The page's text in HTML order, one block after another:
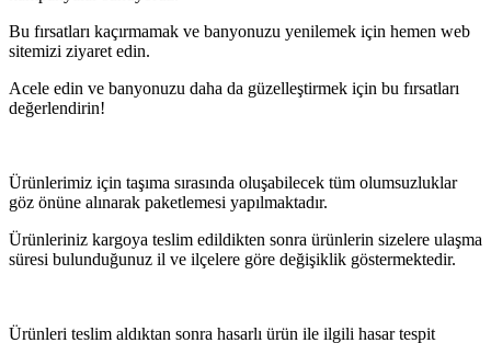
Bu fırsatları kaçırmamak ve banyonuzu yenilemek için hemen web
sitemizi ziyaret edin.
Acele edin ve banyonuzu daha da güzelleştirmek için bu fırsatları
değerlendirin!
Ürünlerimiz için taşıma sırasında oluşabilecek tüm olumsuzluklar
göz önüne alınarak paketlemesi yapılmaktadır.
Ürünleriniz kargoya teslim edildikten sonra ürünlerin sizelere ulaşma
süresi bulunduğunuz il ve ilçelere göre değişiklik göstermektedir.
Ürünleri teslim aldıktan sonra hasarlı ürün ile ilgili hasar tespit